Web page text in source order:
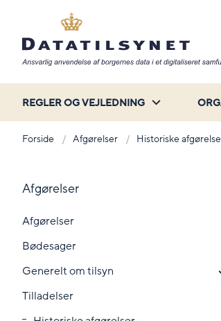
REGLER OG VEJLEDNING
Forside Afgørelser Historiske
Afgørelser
Afgørelser
Bødesager
Generelt om tilsyn
Tilladelser